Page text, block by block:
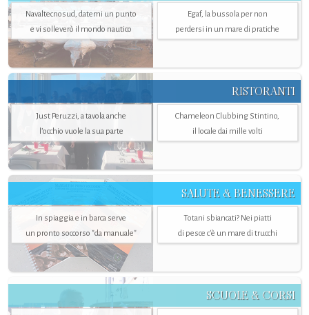
Navaltecnosud, datemi un punto
e vi solleverò il mondo nautico
Egaf, la bussola per non
perdersi in un mare di pratiche
RISTORANTI
Just Peruzzi, a tavola anche
l’occhio vuole la sua parte
Chameleon Clubbing Stintino,
il locale dai mille volti
SALUTE & BENESSERE
In spiaggia e in barca serve
un pronto soccorso "da manuale"
Totani sbiancati? Nei piatti
di pesce c'è un mare di trucchi
SCUOLE & CORSI